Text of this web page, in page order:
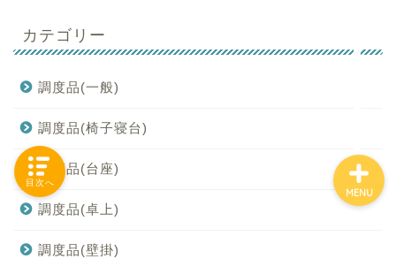
カテゴリー
調度品(一般)
調度品(椅子寝台)
調度品(台座)
調度品(卓上)
調度品(壁掛)
MENU
目次へ